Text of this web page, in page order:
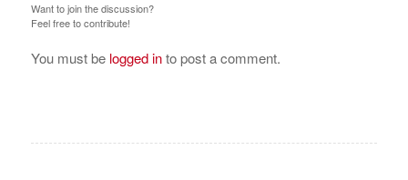
Want to join the discussion?
Feel free to contribute!
You must be logged into post a comment.